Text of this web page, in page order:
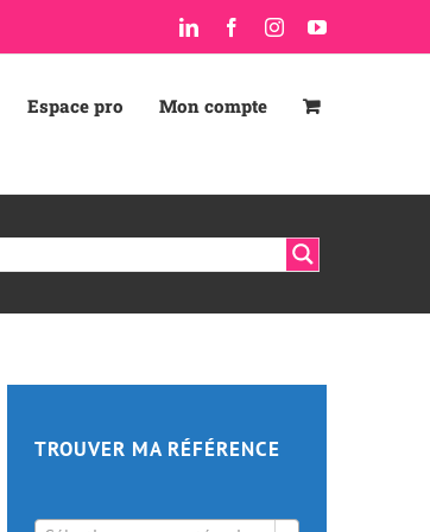
LinkedInFacebookInstagramYouTube
Espace pro Mon compte
TROUVER MA RÉFÉRENCE